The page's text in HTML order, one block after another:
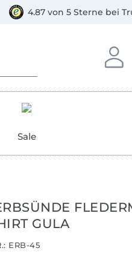
4.87 von 5 Sterne bei
In
Sale
GULA
ERB-45